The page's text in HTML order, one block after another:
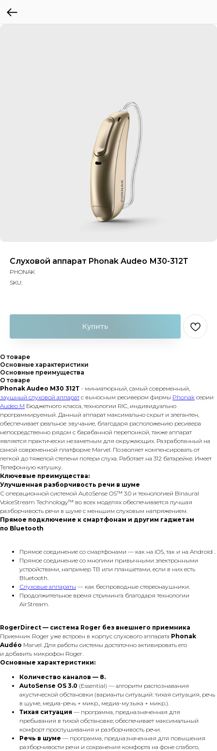
Слуховой аппарат Phonak Audeo М30-312Т
PHONAK
SKU:
Купить
О товаре
Основные характеристики
Основные преимущества
О товаре
Phonak Audeo M30 312Т - миниатюрный, самый современный,
заушный слуховой аппаратс выносным ресивером фирмы Phonak серии
Audeo M Бюджетного класса, технологии RIC, индивидуально
программируемый. Данный аппарат максимально скрыт и элегантен,
обеспечивает реальное звучание, благодаря расположению ресивера
непосредственно рядом с барабанной перепонкой, также аппарат
является практически незаметным для окружающих. Разработанный на
самой современной платформе Marvel. Позволяет компенсировать от
легкой до тяжелой степени потери слуха. Работает на 312 батарейке. Имеет
Телефонную катушку.
Ключевые преимущества:
Улучшенная разборчивость речи в шуме
С операционной системой AutoSense OS™ 3.0 и технологией Binaural
VoiceStream Technology™ во всех моделях обеспечивается лучшая
разборчивость речи в шуме с меньшим слуховым напряжением.
Прямое подключение к смартфонам и другим гаджетам
по Bluetooth
Прямое соединение со смартфонами — как на iOS, так и на Android .
Прямое соединение со многими привычными электронными
устройствами, например ТВ или планшетами, если в них есть
Bluetooth.
Слуховые аппараты — как беспроводные стереонаушники.
Продолжительное время стриминга благодаря технологии
AirStream.
RogerDirect — система Roger без внешнего приемника
Приемник Roger уже встроен в корпус слухового аппарата Phonak
Audéo Marvel. Для работы системы достаточно активировать его
и добавить микрофон Roger.
Основные характеристики:
Количество каналов — 8.
AutoSense OS 3.0 (Essential) — алгоритм распознавания
акустической обстановки (варианты ситуаций: тихая ситуация, речь
в шуме, медиа-речь + микр., медиа-музыка + микр.).
Тихая ситуация — программа, предназначенная для
пребывания в тихой обстановке; обеспечивает максимальный
комфорт прослушивания и разборчивость речи.
Речь в шуме — программа, предназначенная для повышения
разборчивости речи и сохранения комфорта на фоне слабого,